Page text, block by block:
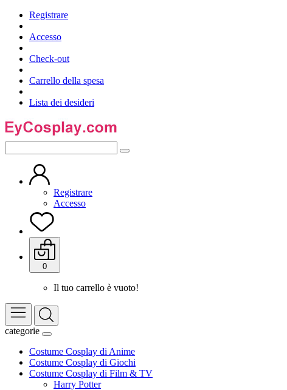
Registrare
Accesso
Check-out
Carrello della spesa
Lista dei desideri
Registrare
Accesso
0
Il tuo carrello è vuoto!
categorie
Costume Cosplay di Anime
Costume Cosplay di Giochi
Costume Cosplay di Film & TV
Harry Potter